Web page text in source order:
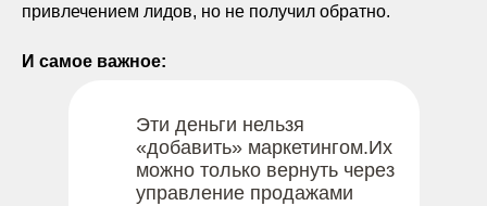
привлечением лидов, но не получил обратно.
И самое важное:
Эти деньги нельзя
«добавить» маркетингом.Их
можно только вернуть через
управление продажами